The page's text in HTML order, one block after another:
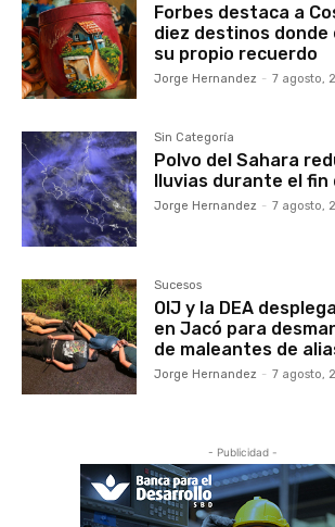
Forbes destaca a
diez destinos donde
su propio recuerdo
Jorge Hernandez - 7 agosto,
Sin Categoría
Polvo del Sahara
lluvias durante el fin
Jorge Hernandez - 7 agosto,
Sucesos
OIJ y la DEA
en Jacó para
de maleantes de
Jorge Hernandez - 7 agosto,
- Publicidad -